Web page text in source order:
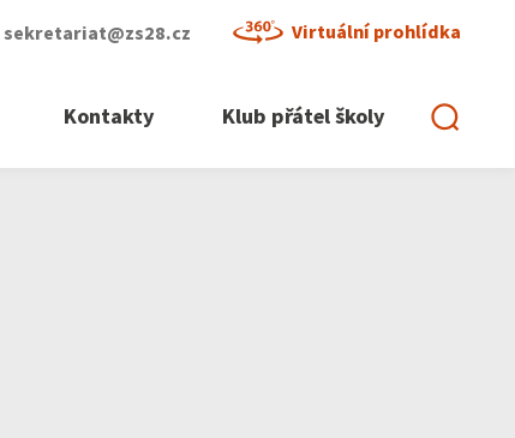
Kontakty Klub přátel školy
sekretariat@zs28.cz Virtuální prohlídka